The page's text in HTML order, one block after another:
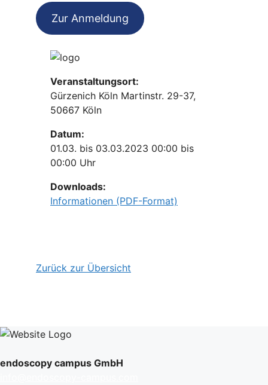
Zur Anmeldung
Veranstaltungsort:
Gürzenich Köln Martinstr. 29-37,
50667 Köln
Datum:
01.03. bis 03.03.2023 00:00 bis
00:00 Uhr
Downloads:
Informationen (PDF-Format)
Zurück zur Übersicht
endoscopy campus GmbH